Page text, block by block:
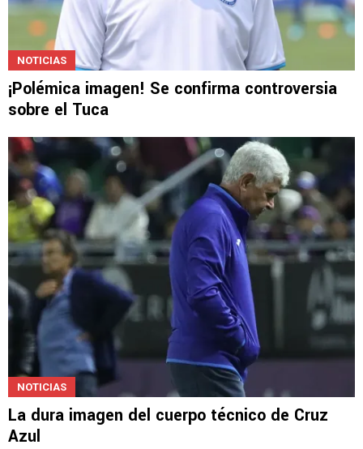
NOTICIAS
¡Polémica imagen! Se confirma controversia
sobre el Tuca
NOTICIAS
La dura imagen del cuerpo técnico de Cruz
Azul